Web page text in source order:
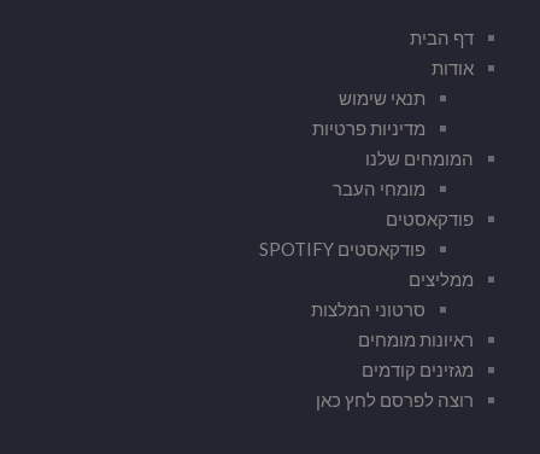
דף הבית
אודות
תנאי שימוש
מדיניות פרטיות
המומחים שלנו
מומחי העבר
פודקאסטים
פודקאסטים SPOTIFY
ממליצים
סרטוני המלצות
ראיונות מומחים
מגזינים קודמים
רוצה לפרסם לחץ כאן